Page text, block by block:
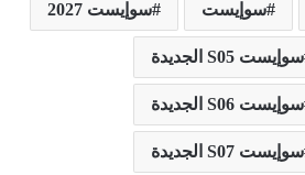
سوإيست سوإيست 2027
سوإيست S05 الجديدة
سوإيست S06 الجديدة
سوإيست S07 الجديدة